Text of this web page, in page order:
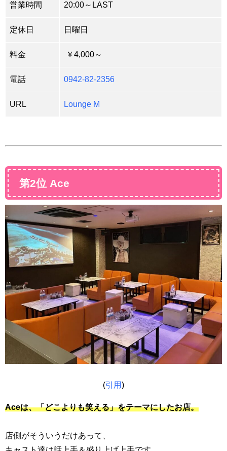
営業時間 20:00～LAST
定休日 日曜日
料金 ￥4,000～
電話 0942-82-2356
URL Lounge M
第2位 Ace
(引用 )
Aceは、「どこよりも笑える」をテーマにしたお店。
店側がそういうだけあって、